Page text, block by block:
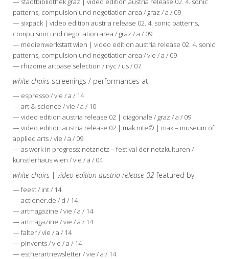
patterns, compulsion und negotiation area / graz / a / 09
— sixpack | video edition austria release 02. 4. sonic patterns,
compulsion und negotiation area / graz / a / 09
— medienwerkstatt wien | video edition austria release 02. 4. sonic
patterns, compulsion und negotiation area / vie / a / 09
— rhizome artbase selection / nyc / us / 07
white chairs screenings / performances at
— espresso / vie / a / 14
— art & science / vie / a / 10
— video edition austria release 02 | diagonale / graz / a / 09
— video edition austria release 02 | mak nite© | mak – museum of
applied arts / vie / a / 09
— as work in progress: netznetz – festival der netzkulturen /
künstlerhaus wien / vie / a / 04
white chairs | video edition austria release 02featured by
— feest / int / 14
— actioner.de / d / 14
— artmagazine / vie / a / 14
— artmagazine / vie / a / 14
— falter / vie / a / 14
— pinvents / vie / a / 14
— estherartnewsletter / vie / a / 14